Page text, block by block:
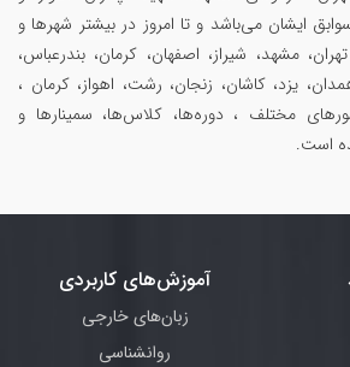
ایشان می‌باشد و تا امروز در بیشتر شهرها و
مشهد، شیراز، اصفهان، کرمان، بندرعباس،
یزد، کاشان، زنجان، رشت، اهواز، کرمان ،
مختلف ، دوره‌ها، کلاس‌ها، سمینار‌ها و
است.
آموزش‌های کاربردی
زبان‌های خارجی
روانشناسی